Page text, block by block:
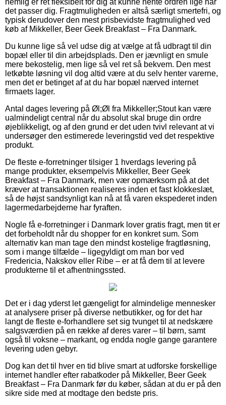
det passer dig. Fragtmuligheden er altså særligt smertefri, og
typisk derudover den mest prisbevidste fragtmulighed ved
køb af Mikkeller, Beer Geek Breakfast – Fra Danmark.
Du kunne lige så vel udse dig at vælge at få udbragt til din
bopæl eller til din arbejdsplads. Den er jævnligt en smule
mere bekostelig, men lige så vel ret så bekvem. Den mest
letkøbte løsning vil dog altid være at du selv henter varerne,
men det er betinget af at du har bopæl nærved internet
firmaets lager.
Antal dages levering på Øl;Øl fra Mikkeller;Stout kan være
ualmindeligt central når du absolut skal bruge din ordre
øjeblikkeligt, og af den grund er det uden tvivl relevant at vi
undersøger den estimerede leveringstid ved det respektive
produkt.
De fleste e-forretninger tilsiger 1 hverdags levering på
mange produkter, eksempelvis Mikkeller, Beer Geek
Breakfast – Fra Danmark, men vær opmærksom på at det
kræver at transaktionen realiseres inden et fast klokkeslæt,
så de højst sandsynligt kan nå at få varen ekspederet inden
lagermedarbejderne har fyraften.
Nogle få e-forretninger i Danmark lover gratis fragt, men tit er
det forbeholdt når du shopper for en konkret sum. Som
alternativ kan man tage den mindst kostelige fragtløsning,
som i mange tilfælde – ligegyldigt om man bor ved
Fredericia, Nakskov eller Ribe – er at få dem til at levere
produkterne til et afhentningssted.
Det er i dag yderst let gængeligt for almindelige mennesker
at analysere priser på diverse netbutikker, og for det har
langt de fleste e-forhandlere set sig tvunget til at nedskære
salgsværdien på en række af deres varer – til børn, samt
også til voksne – markant, og endda nogle gange garantere
levering uden gebyr.
Dog kan det til hver en tid blive smart at udforske forskellige
internet handler efter rabatkoder på Mikkeller, Beer Geek
Breakfast – Fra Danmark før du køber, sådan at du er på den
sikre side med at modtage den bedste pris.